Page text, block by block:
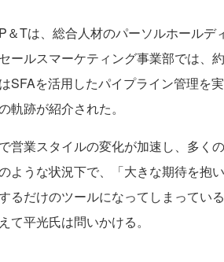
Tは、総合人材のパーソルホールデ
ールスマーケティング事業部では、
SFAを活用したパイプライン管理を
軌跡が紹介された。
営業スタイルの変化が加速し、多く
ような状況下で、「大きな期待を抱
るだけのツールになってしまってい
て平光氏は問いかける。